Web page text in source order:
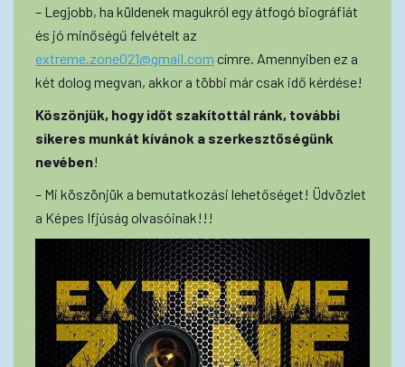
– Legjobb, ha küldenek magukról egy átfogó biográfiát
és jó minőségű felvételt az
extreme.zone021@gmail.com címre. Amennyiben ez a
két dolog megvan, akkor a többi már csak idő kérdése!
Köszönjük, hogy időt szakítottál ránk, további
sikeres munkát kívánok a szerkesztőségünk
nevében!
– Mi köszönjük a bemutatkozási lehetőséget! Üdvözlet
a Képes Ifjúság olvasóinak!!!